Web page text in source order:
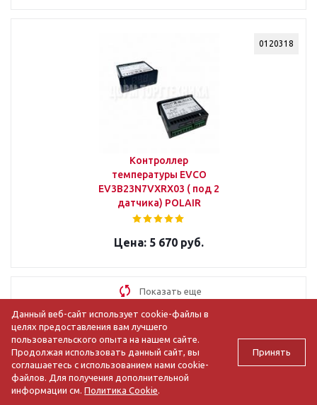
0120318
Контроллер
температуры EVCO
EV3B23N7VXRX03 ( под 2
датчика) POLAIR
5 670 руб.
Показать еще
1 2 3
Данный веб-сайт использует cookie-файлы в
целях предоставления вам лучшего
пользовательского опыта на нашем сайте.
Продолжая использовать данный сайт, вы
соглашаетесь с использованием нами cookie-
файлов. Для получения дополнительной
информации см.Политика Cookie.
Принять